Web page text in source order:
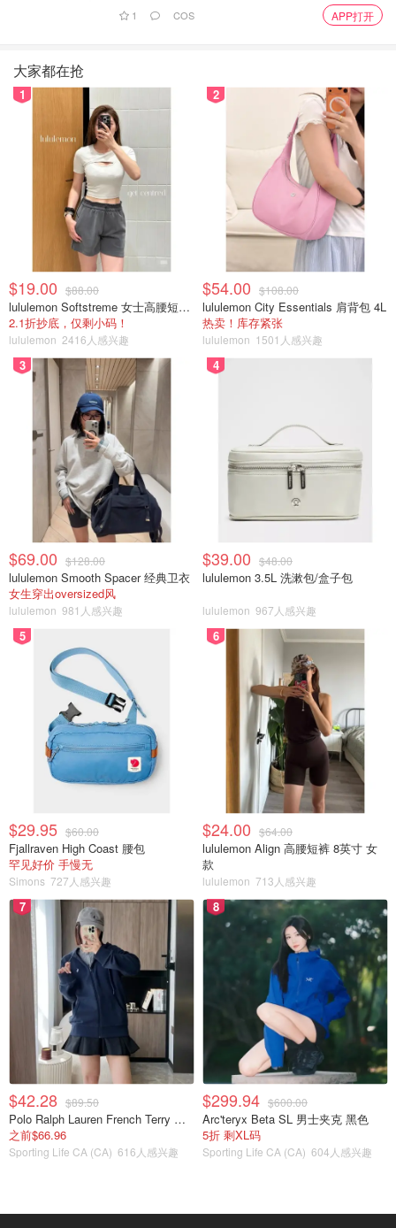
首先包装是蓝色+白色的简洁干净的风格，很适合品牌定位
并且，奥伦纳素也是一个很有责任感重视可持续发展的品牌
呢，产品的包装盒都是使用100% 可回收的材质制作的，让
我对品牌的好感度再度提升：
两款产品的瓶盖都是带大理石纹的黑色，又充满高级感！
1 COS APP打开
大家都在抢
1
$19.00 $88.00
lululemon Softstreme 女士高腰短裤 10cm
2.1折抄底，仅剩小码！
lululemon 2416人感兴趣
2
$54.00 $108.00
lululemon City Essentials 肩背包 4L
热卖！库存紧张
lululemon 1501人感兴趣
3
$69.00 $128.00
lululemon Smooth Spacer 经典卫衣
女生穿出oversized风
lululemon 981人感兴趣
4
$39.00 $48.00
lululemon 3.5L 洗漱包/盒子包
lululemon 967人感兴趣
5
$29.95 $60.00
Fjallraven High Coast 腰包
罕见好价 手慢无
Simons 727人感兴趣
6
$24.00 $64.00
lululemon Align 高腰短裤 8英寸 女
款
lululemon 713人感兴趣
7
$42.28 $89.50
Polo Ralph Lauren French Terry 女童连帽卫衣 7-16码
之前$66.96
Sporting Life CA (CA) 616人感兴趣
8
$299.94 $600.00
Arc'teryx Beta SL 男士夹克 黑色
5折 剩XL码
Sporting Life CA (CA) 604人感兴趣